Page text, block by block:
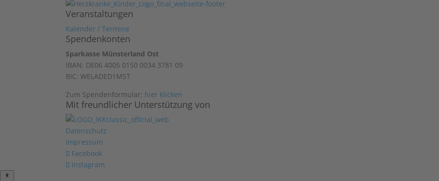
Veranstaltungen
Kalender / Termine
Spendenkonten
Sparkasse Münsterland Ost
IBAN: DE06 4005 0150 0034 3781 09
BIC: WELADED1MST
Zum Spendenformular: hier klicken
Mit freundlicher Unterstützung von
Datenschutz
Impressum
Facebook
Instagram